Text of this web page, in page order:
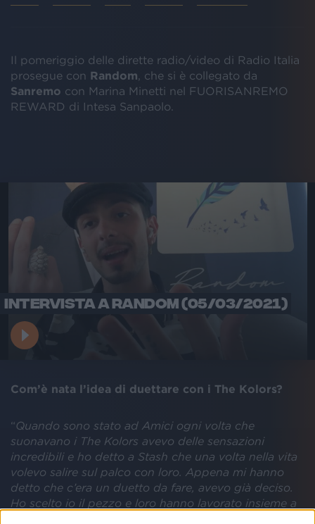
Il pomeriggio delle dirette radio/video di Radio Italia
prosegue con Random , che si è collegato da
Sanremo con Marina Minetti nel FUORISANREMO
REWARD di Intesa Sanpaolo.
INTERVISTA A RANDOM (05/03/2021)
Com’è nata l’idea di duettare con i The Kolors?
“Quando sono stato ad Amici ogni volta che
suonavano i The Kolors avevo delle sensazioni
incredibili e ho detto a Stash che una volta nella vita
volevo salire sul palco con loro. Appena mi hanno
detto che c’era un duetto da fare, avevo già deciso.
Ho scelto io il pezzo e loro hanno lavorato insieme a